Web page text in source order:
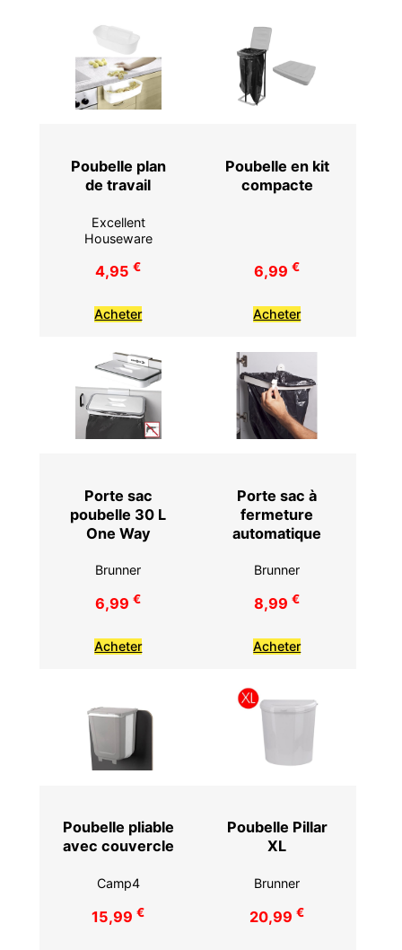
Poubelle plan
de travail
Excellent
Houseware
4,95€
Acheter
Poubelle en kit
compacte
6,99€
Acheter
Porte sac
poubelle 30 L
One Way
Brunner
6,99€
Acheter
Porte sac à
fermeture
automatique
Brunner
8,99€
Acheter
Poubelle pliable
avec couvercle
Camp4
15,99€
Poubelle Pillar
XL
Brunner
20,99€